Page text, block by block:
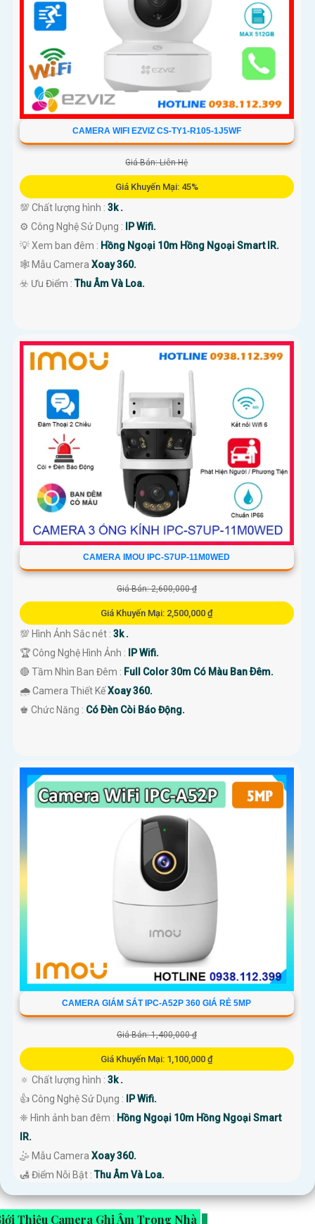
CAMERA WIFI EZVIZ CS-TY1-R105-1J5WF
Giá Bán: Liên Hệ
Giá Khuyến Mại: 45%
💯 Chất lượng hình : 3k .
⚙ Công Nghệ Sử Dụng : IP Wifi.
💡 Xem ban đêm : Hồng Ngoại 10m Hồng Ngoại Smart IR.
🕸️ Mẫu Camera Xoay 360.
️☣️ Ưu Điểm :Thu Âm Và Loa.
CAMERA IMOU IPC-S7UP-11M0WED
Giá Bán: 2,600,000 ₫
Giá Khuyến Mại: 2,500,000 ₫
💯 Hình Ảnh Sắc nét : 3k .
🏆 Công Nghệ Hình Ảnh :
IP Wifi.
🔴 Tầm Nhìn Ban Đêm : Full Color 30m Có Màu Ban Ðêm.
🌧️ Camera Thiết KếXoay 360.
️♚ Chức Năng : Có Ðèn Còi Báo Động.
CAMERA GIÁM SÁT IPC-A52P 360 GIÁ RẺ 5MP
Giá Bán: 1,400,000 ₫
Giá Khuyến Mại: 1,100,000 ₫
🔅 Chất lượng hình : 3k .
👍 Công Nghệ Sử Dụng :
IP Wifi.
❈ Hình ảnh ban đêm : Hồng Ngoại 10m Hồng Ngoại Smart
IR.
🤹 Mẫu Camera Xoay 360.
️🛃 Điểm Nỗi Bật :Thu Âm Và Loa.
Thiệu Camera Ghi Âm Trong Nhà